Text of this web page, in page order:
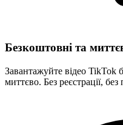
Безкоштовні та
Завантажуйте відео TikTok
миттєво. Без реєстрації,